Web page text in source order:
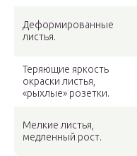
Деформированные
листья.
Теряющие яркость
окраски листья,
«рыхлые» розетки.
Мелкие листья,
медленный рост.